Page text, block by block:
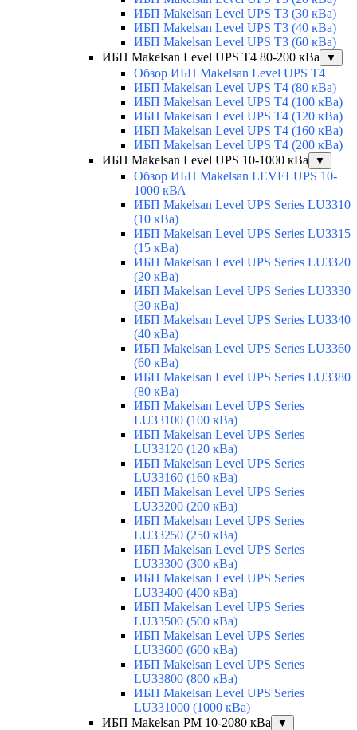
ИБП Makelsan Level UPS T3 (30 кВа)
ИБП Makelsan Level UPS T3 (40 кВа)
ИБП Makelsan Level UPS T3 (60 кВа)
ИБП Makelsan Level UPS T4 80-200 кВа
▼
Обзор ИБП Makelsan Level UPS T4
ИБП Makelsan Level UPS T4 (80 кВа)
ИБП Makelsan Level UPS T4 (100 кВа)
ИБП Makelsan Level UPS T4 (120 кВа)
ИБП Makelsan Level UPS T4 (160 кВа)
ИБП Makelsan Level UPS T4 (200 кВа)
ИБП Makelsan Level UPS 10-1000 кВа
▼
Обзор ИБП Makelsan LEVELUPS 10-
1000 кВА
ИБП Makelsan Level UPS Series LU3310
(10 кВа)
ИБП Makelsan Level UPS Series LU3315
(15 кВа)
ИБП Makelsan Level UPS Series LU3320
(20 кВа)
ИБП Makelsan Level UPS Series LU3330
(30 кВа)
ИБП Makelsan Level UPS Series LU3340
(40 кВа)
ИБП Makelsan Level UPS Series LU3360
(60 кВа)
ИБП Makelsan Level UPS Series LU3380
(80 кВа)
ИБП Makelsan Level UPS Series
LU33100 (100 кВа)
ИБП Makelsan Level UPS Series
LU33120 (120 кВа)
ИБП Makelsan Level UPS Series
LU33160 (160 кВа)
ИБП Makelsan Level UPS Series
LU33200 (200 кВа)
ИБП Makelsan Level UPS Series
LU33250 (250 кВа)
ИБП Makelsan Level UPS Series
LU33300 (300 кВа)
ИБП Makelsan Level UPS Series
LU33400 (400 кВа)
ИБП Makelsan Level UPS Series
LU33500 (500 кВа)
ИБП Makelsan Level UPS Series
LU33600 (600 кВа)
ИБП Makelsan Level UPS Series
LU33800 (800 кВа)
ИБП Makelsan Level UPS Series
LU331000 (1000 кВа)
ИБП Makelsan PM 10-2080 кВа
▼